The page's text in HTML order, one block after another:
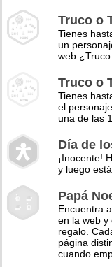
Truco o
Tienes
un
web
Truco o
Tienes
el
una de las
Día de
¡Inocente!
y luego
Papá
Encuentra
en la web y
regalo.
página
cuando